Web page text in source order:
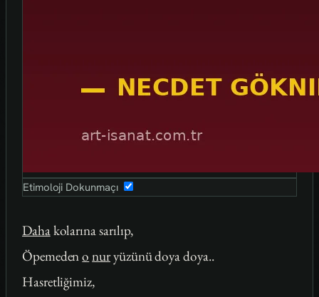
Etimoloji Dokunmaçı
Dahakolarına sarılıp,
Öpemedeno nuryüzünü doya doya..
Hasretliğimiz,